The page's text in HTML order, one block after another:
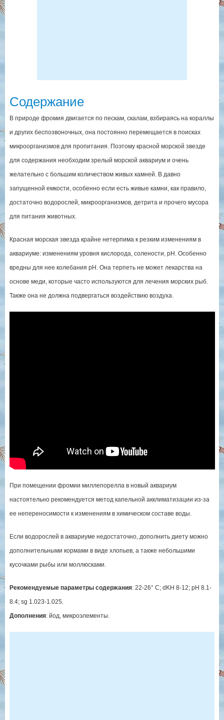
Содержание
В природе фромия двигается по пескам, скалам, взбираясь на кораллы
и других беспозвоночных, она постоянно перемещается в поисках
микроорганизмов для пропитания. Поэтому красной морской звезде
для содержания необходим зрелый морской аквариум и очень
желательно с большим количеством живых камней. В давно
запущенной емкости, особенно если есть живые камни, как правило,
достаточно водорослей, микроорганизмов, детрита и прочего мусора
для питания животных.
Красная морская звезда крайне нетерпима к резким изменениям в
аквариуме: изменениям уровня кислорода, солености, pH. Особенно
вредны для нее колебания pH. Она терпеть не может лекарства на
основе меди, которые часто используются для лечения морских рыб.
Также она не должна подвергаться воздействию воздуха.
При помещении фромии миллепорелла в новый аквариум
настоятельно рекомендуется метод капельной акклиматизации из-за
ее непереносимости к изменениям в химическом составе воды.
Если водорослей в аквариуме недостаточно, дополнить диету можно
дополнительными кормами в виде хлопьев, а также небольшими
кусочками рыбы или моллюсками.
Рекомендуемые параметры содержания: 22-26° C; dKH 8-12; pH 8.1-
8.4; sg 1.023-1.025.
Дополнения: йод, микроэлементы.